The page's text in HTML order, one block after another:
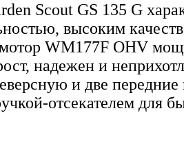
Scout GS 135 G
высоким
WM177F OHV
надежен и
и две передние
отсекателем для